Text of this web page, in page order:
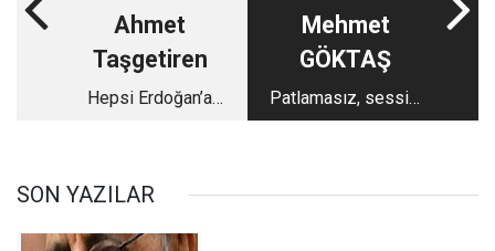
Ahmet
Taşgetiren
Hepsi Erdoğan’a
Mehmet
GÖKTAŞ
Patlamasız, sessiz,
silahsız terör!
SON YAZILAR